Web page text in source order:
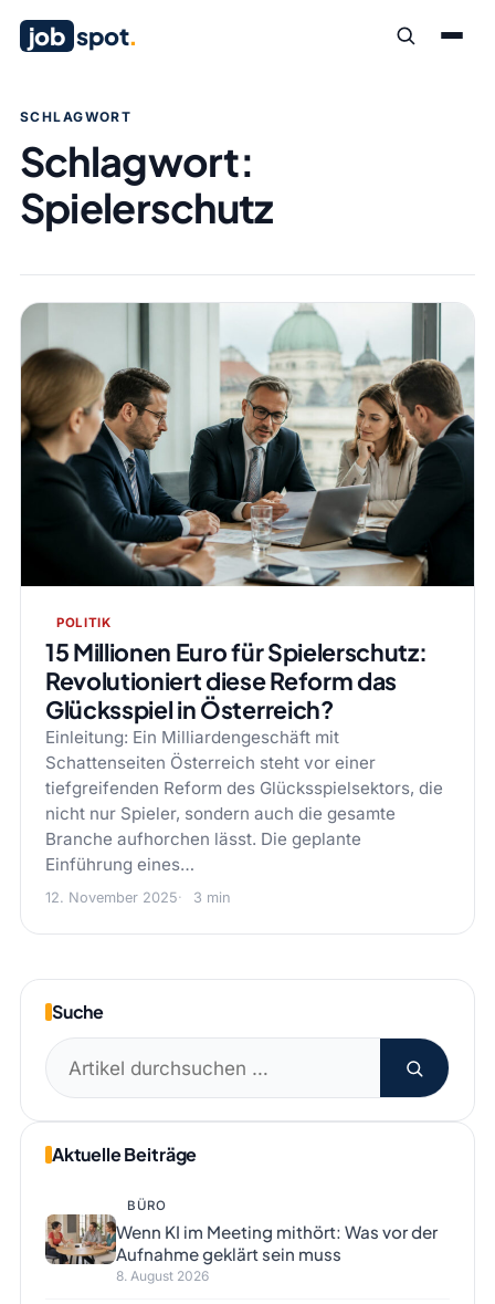
job spot.
SCHLAGWORT
Schlagwort:
Spielerschutz
POLITIK
15 Millionen Euro für Spielerschutz:
Revolutioniert diese Reform das
Glücksspiel in Österreich?
Einleitung: Ein Milliardengeschäft mit
Schattenseiten Österreich steht vor einer
tiefgreifenden Reform des Glücksspielsektors, die
nicht nur Spieler, sondern auch die gesamte
Branche aufhorchen lässt. Die geplante
Einführung eines…
12. November 2025 3 min
Suche
Suchen
nach:
Aktuelle Beiträge
BÜRO
Wenn KI im Meeting mithört: Was vor der
Aufnahme geklärt sein muss
8. August 2026